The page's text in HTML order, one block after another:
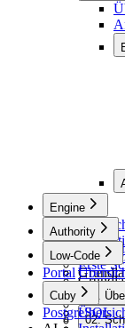
Engine
Erste
BPMN-
Authority
Erste
Low-Code
01.
02.
Portal
Cuby
PostgreSQL